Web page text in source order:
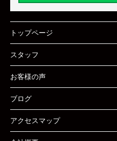
トップページ
スタッフ
お客様の声
ブログ
アクセスマップ